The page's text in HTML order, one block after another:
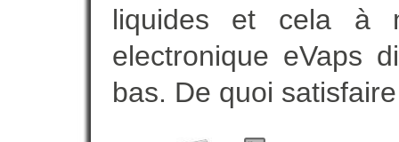
liquides et cela à
electronique eVaps
bas. De quoi